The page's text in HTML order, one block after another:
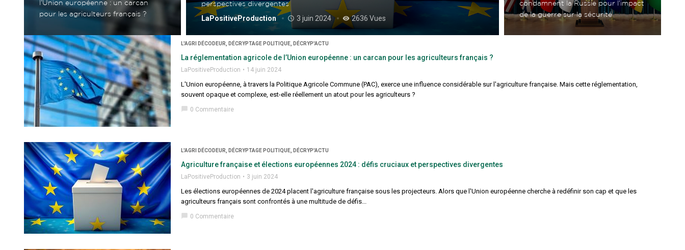
l’Union européenne : un carcan
pour les agriculteurs français ?
perspectives divergentes
LaPositiveProduction
access_time 3 juin 2024 remove_red_eye 2636 Vues
condamnent la Russie pour l’impact
de la guerre sur la sécurité
L'AGRI DÉCODEUR, DÉCRYPTAGE POLITIQUE, DÉCRYP'ACTU
La réglementation agricole de l’Union européenne : un carcan pour les agriculteurs français ?
LaPositiveProduction 14 juin 2024
L'Union européenne, à travers la Politique Agricole Commune (PAC), exerce une influence considérable sur l'agriculture française. Mais cette réglementation,
souvent opaque et complexe, est-elle réellement un atout pour les agriculteurs ?
chat_bubble 0 Commentaire
L'AGRI DÉCODEUR, DÉCRYPTAGE POLITIQUE, DÉCRYP'ACTU
Agriculture française et élections européennes 2024 : défis cruciaux et perspectives divergentes
LaPositiveProduction 3 juin 2024
Les élections européennes de 2024 placent l'agriculture française sous les projecteurs. Alors que l'Union européenne cherche à redéfinir son cap et que les
agriculteurs français sont confrontés à une multitude de défis...
chat_bubble 0 Commentaire